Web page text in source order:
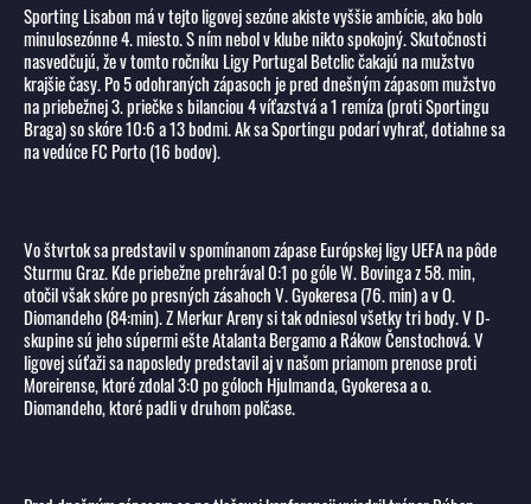
Sporting Lisabon má v tejto ligovej sezóne akiste vyššie ambície, ako bolo
minulosezónne 4. miesto. S ním nebol v klube nikto spokojný. Skutočnosti
nasvedčujú, že v tomto ročníku Ligy Portugal Betclic čakajú na mužstvo
krajšie časy. Po 5 odohraných zápasoch je pred dnešným zápasom mužstvo
na priebežnej 3. priečke s bilanciou 4 víťazstvá a 1 remíza (proti Sportingu
Braga) so skóre 10:6 a 13 bodmi. Ak sa Sportingu podarí vyhrať, dotiahne sa
na vedúce FC Porto (16 bodov).
Vo štvrtok sa predstavil v spomínanom zápase Európskej ligy UEFA na pôde
Sturmu Graz. Kde priebežne prehrával 0:1 po góle W. Bovinga z 58. min,
otočil však skóre po presných zásahoch V. Gyokeresa (76. min) a v O.
Diomandeho (84:min). Z Merkur Areny si tak odniesol všetky tri body. V D-
skupine sú jeho súpermi ešte Atalanta Bergamo a Rákow Čenstochová. V
ligovej súťaži sa naposledy predstavil aj v našom priamom prenose proti
Moreirense, ktoré zdolal 3:0 po góloch Hjulmanda, Gyokeresa a o.
Diomandeho, ktoré padli v druhom polčase.